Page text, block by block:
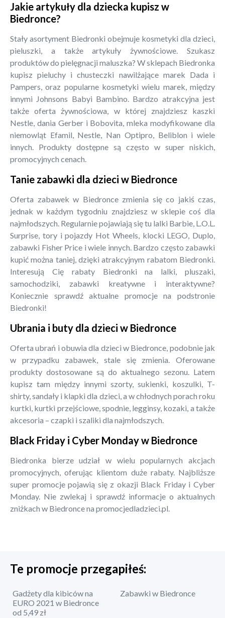
Jakie artykuły dla dziecka kupisz w
Biedronce?
Stały asortyment Biedronki obejmuje kosmetyki dla dzieci,
pieluszki, a także artykuły żywnościowe. Szukasz
produktów do pielęgnacji maluszka? W sklepach Biedronka
kupisz pieluchy i chusteczki nawilżające marek Dada i
Pampers, oraz popularne kosmetyki wielu marek, między
innymi Johnsons Babyi Bambino. Bardzo atrakcyjna jest
także oferta żywnościowa, w której znajdziesz kaszki
Nestle, dania Gerber i Bobovita, mleka modyfikowane dla
niemowląt Efamil, Nestle, Nan Optipro, Beliblon i wiele
innych. Produkty dostępne są często w super niskich,
promocyjnych cenach.
Tanie zabawki dla dzieci w Biedronce
Oferta zabawek w Biedronce zmienia się co jakiś czas,
jednak w każdym tygodniu znajdziesz w sklepie coś dla
najmłodszych. Regularnie pojawiają się tu lalki Barbie, L.O.L.
Surprise, tory i pojazdy Hot Wheels, klocki LEGO, Duplo,
zabawki Fisher Price i wiele innych. Bardzo często zabawki
kupić można taniej, dzięki atrakcyjnym rabatom Biedronki.
Interesują Cię rabaty Biedronki na lalki, pluszaki,
samochodziki, zabawki kreatywne i interaktywne?
Koniecznie sprawdź aktualne promocje na podstronie
Biedronki!
Ubrania i buty dla dzieci w Biedronce
Oferta ubrań i obuwia dla dzieci w Biedronce, podobnie jak
w przypadku zabawek, stale się zmienia. Oferowane
produkty dostosowane są do aktualnego sezonu. Latem
kupisz tam między innymi szorty, sukienki, koszulki, T-
shirty, sandały i klapki dla dzieci, a w chłodnych porach roku
kurtki, kurtki przejściowe, spodnie, legginsy, kozaki, a także
akcesoria – czapki i szaliki dla najmłodszych.
Black Friday i Cyber Monday w Biedronce
Biedronka bierze udział w wielu popularnych akcjach
promocyjnych, oferując klientom duże rabaty. Najbliższe
super promocje pojawią się z okazji Black Friday i Cyber
Monday. Nie zwlekaj i sprawdź informacje o aktualnych
zniżkach w Biedronce na promocjedladzieci.pl.
Te promocje przegapiłeś:
Gadżety dla kibiców na
EURO 2021 w Biedronce
od 5,49 zł
Zabawki w Biedronce